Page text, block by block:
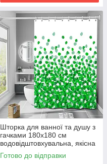
Шторка для ванної та душу з
гачками 180x180 см
водовідштовхувальна, якісна
із зеленим малюнком
Готово до відправки